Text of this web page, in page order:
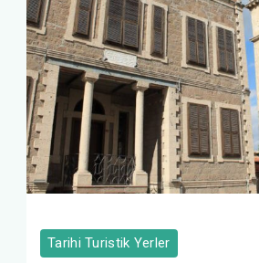
Tarihi Turistik Yerler